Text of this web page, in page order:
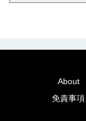
About
免責事項